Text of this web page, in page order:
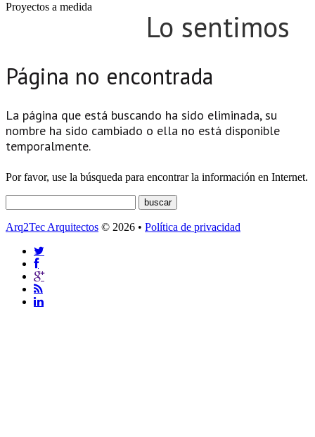
Proyectos a medida
Lo sentimos
Página no encontrada
La página que está buscando ha sido eliminada, su
nombre ha sido cambiado o ella no está disponible
temporalmente.
Por favor, use la búsqueda para encontrar la información en Internet.
Arq2Tec Arquitectos © 2026 • Política de privacidad